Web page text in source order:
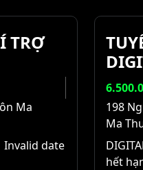
TRỢ
Ma
Invalid date
198
Ma
hết